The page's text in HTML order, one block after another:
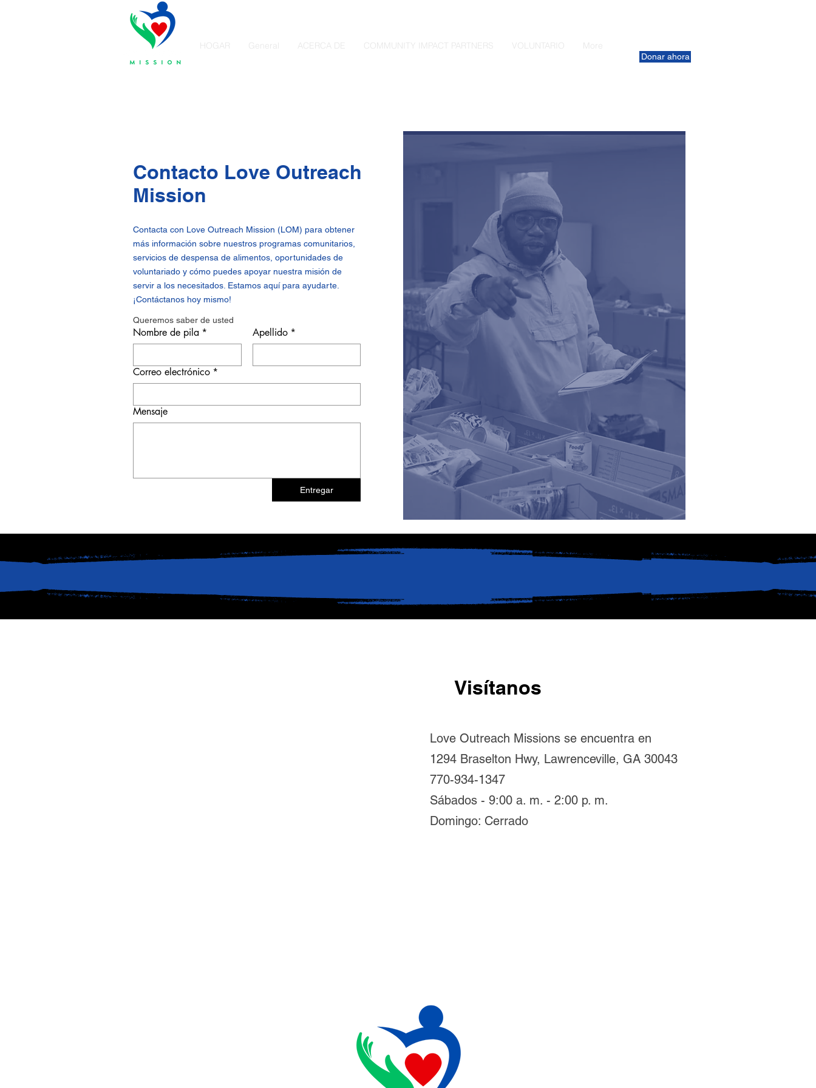
HOGAR General ACERCA DE COMMUNITY IMPACT PARTNERS VOLUNTARIO More
Donar ahora
Contacto Love Outreach
Mission
Contacta con Love Outreach Mission (LOM) para obtener
más información sobre nuestros programas comunitarios,
servicios de despensa de alimentos, oportunidades de
voluntariado y cómo puedes apoyar nuestra misión de
servir a los necesitados. Estamos aquí para ayudarte.
¡Contáctanos hoy mismo!
Queremos saber de usted
Nombre de pila * Apellido *
Correo electrónico *
Mensaje
Entregar
Visítanos
Love Outreach Missions se encuentra en
1294 Braselton Hwy, Lawrenceville, GA 30043
770-934-1347
Sábados - 9:00 a. m. - 2:00 p. m.
Domingo: Cerrado